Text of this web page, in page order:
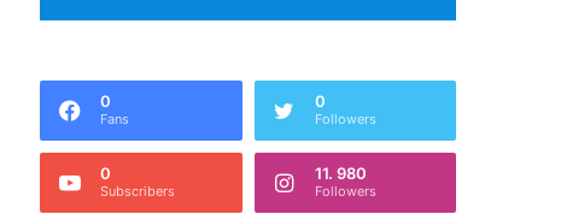
0
Fans
0
Followers
0
Subscribers
11. 980
Followers